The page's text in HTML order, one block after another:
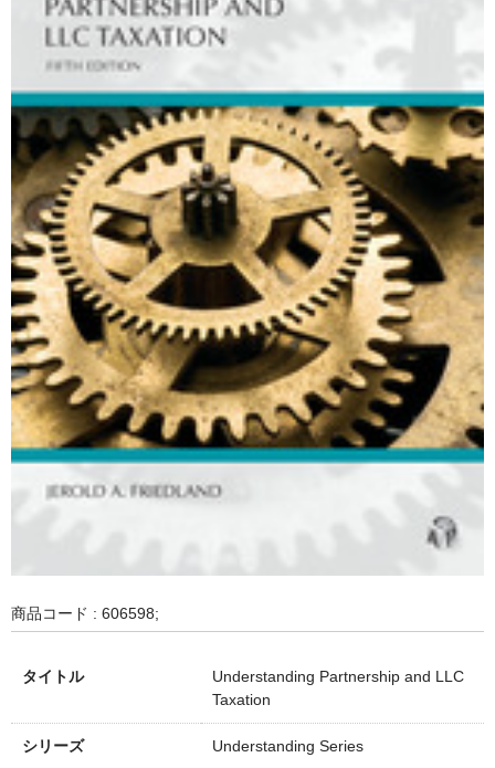
商品コード : 606598;
タイトル
Understanding Partnership and LLC
Taxation
シリーズ Understanding Series